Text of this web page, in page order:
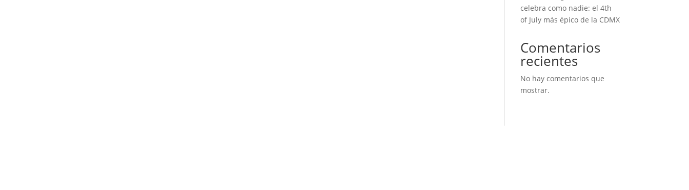
celebra como nadie: el 4th
of July más épico de la CDMX
Comentarios
recientes
No hay comentarios que
mostrar.